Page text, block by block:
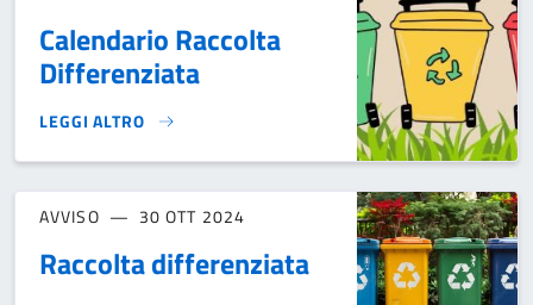
Calendario Raccolta
Differenziata
LEGGI ALTRO
CALENDARIO RACCOLTA DIFFERENZIATA}
AVVISO 30 OTT 2024
Raccolta differenziata